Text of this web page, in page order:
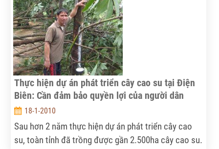
Thực hiện dự án phát triển cây cao su tại Điện
Biên: Cần đảm bảo quyền lợi của người dân
18-1-2010
Sau hơn 2 năm thực hiện dự án phát triển cây cao
su, toàn tỉnh đã trồng được gần 2.500ha cây cao su.